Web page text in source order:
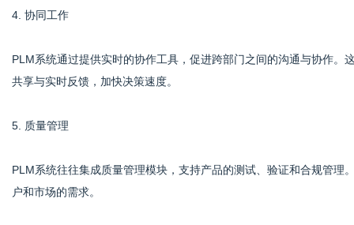
4. 协同工作
PLM系统通过提供实时的协作工具，促进跨部门之间的沟通与协作
共享与实时反馈，加快决策速度。
5. 质量管理
PLM系统往往集成质量管理模块，支持产品的测试、验证和合规管
户和市场的需求。